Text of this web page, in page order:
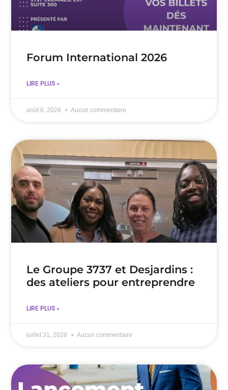
Forum International 2026
LIRE PLUS »
août 6, 2026 Aucun commentaire
Le Groupe 3737 et Desjardins :
des ateliers pour entreprendre
LIRE PLUS »
juillet 31, 2026 Aucun commentaire